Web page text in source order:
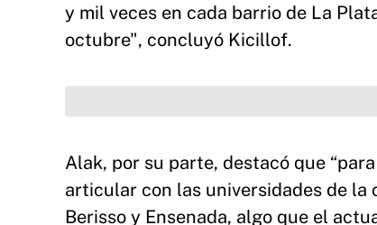
y mil veces en cada barrio de La
octubre", concluyó Kicillof.
Alak, por su parte, destacó que
articular con las universidades de la
Berisso y Ensenada, algo que el